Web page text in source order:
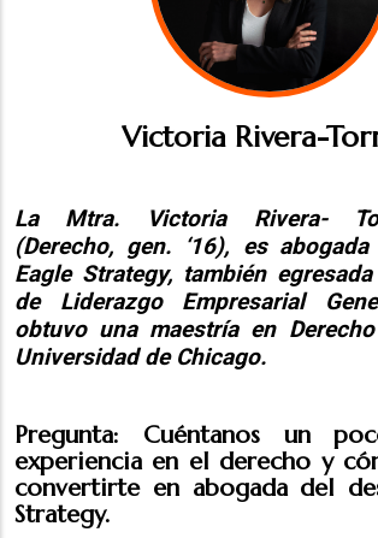
Victoria Rivera-
La Mtra. Victoria Rivera-
(Derecho, gen. ‘16), es
Eagle Strategy, también
de Liderazgo Empresarial
obtuvo una maestría en
Universidad de Chicago.
Pregunta: Cuéntanos un
experiencia en el derecho y
convertirte en abogada del
Strategy.